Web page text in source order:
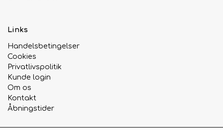
Links
Handelsbetingelser
Cookies
Privatlivspolitik
Kunde login
Om os
Kontakt
Åbningstider